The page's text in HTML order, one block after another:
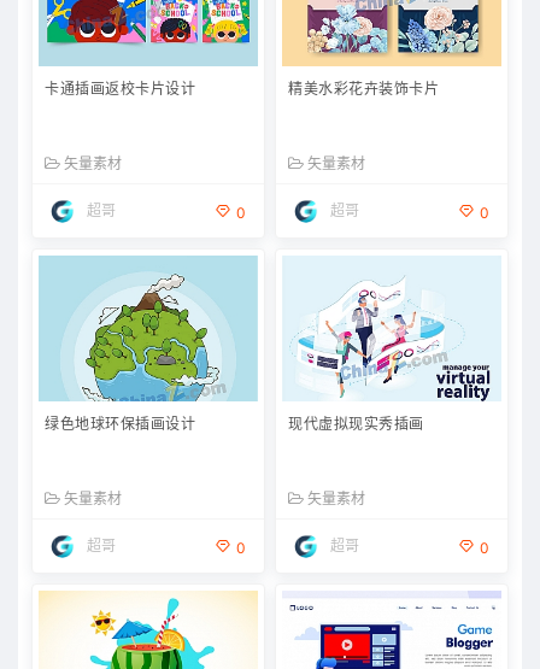
卡通插画返校卡片设计
矢量素材
超哥 0
精美水彩花卉装饰卡片
矢量素材
超哥 0
绿色地球环保插画设计
矢量素材
超哥 0
现代虚拟现实秀插画
矢量素材
超哥 0